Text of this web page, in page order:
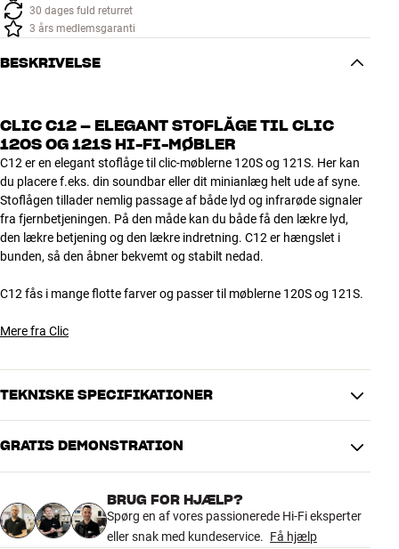
30 dages fuld returret
3 års medlemsgaranti
BESKRIVELSE
CLIC C12 – ELEGANT STOFLÅGE TIL CLIC
120S OG 121S HI-FI-MØBLER
C12 er en elegant stoflåge til clic-møblerne 120S og 121S. Her kan
du placere f.eks. din soundbar eller dit minianlæg helt ude af syne.
Stoflågen tillader nemlig passage af både lyd og infrarøde signaler
fra fjernbetjeningen. På den måde kan du både få den lækre lyd,
den lækre betjening og den lækre indretning. C12 er hængslet i
bunden, så den åbner bekvemt og stabilt nedad.
C12 fås i mange flotte farver og passer til møblerne 120S og 121S.
Mere fra Clic
TEKNISKE SPECIFIKATIONER
Farvebeskrivelse
Bordeaux
Vægt (kg)
0
Højde emballage (cm)
0
GRATIS DEMONSTRATION
BRUG FOR HJÆLP?
Spørg en af vores passionerede Hi-Fi eksperter
eller snak med kundeservice. Få hjælp